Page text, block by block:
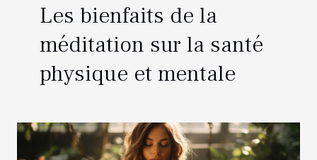
Les bienfaits de la
méditation sur la santé
physique et mentale